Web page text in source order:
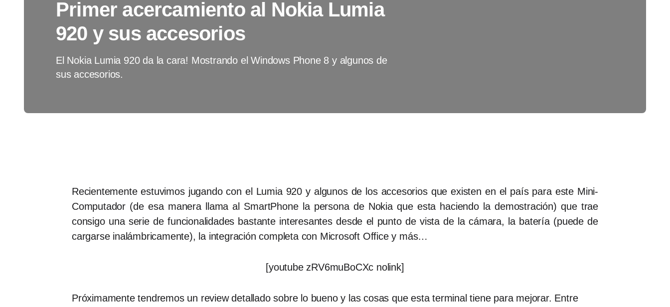
Primer acercamiento al Nokia Lumia
920 y sus accesorios
El Nokia Lumia 920 da la cara! Mostrando el Windows Phone 8 y algunos de
sus accesorios.
Recientemente estuvimos jugando con el Lumia 920 y algunos de los accesorios que existen en el país para este Mini-
Computador (de esa manera llama al SmartPhone la persona de Nokia que esta haciendo la demostración) que trae
consigo una serie de funcionalidades bastante interesantes desde el punto de vista de la cámara, la batería (puede de
cargarse inalámbricamente), la integración completa con Microsoft Office y más…
[youtube zRV6muBoCXc nolink]
Próximamente tendremos un review detallado sobre lo bueno y las cosas que esta terminal tiene para mejorar. Entre